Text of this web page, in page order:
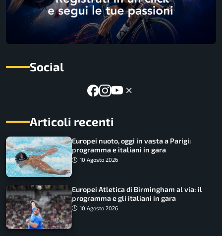
Social
Articoli recenti
Europei nuoto, oggi in vasta a Parigi:
programma e italiani in gara
10 Agosto 2026
Europei Atletica di Birmingham al via: il
programma e gli italiani in gara
10 Agosto 2026